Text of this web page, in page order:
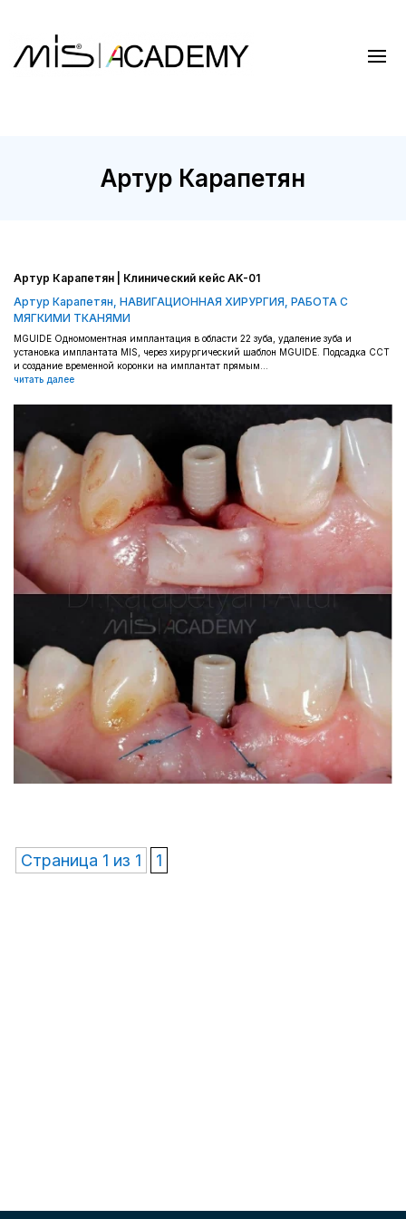
Артур Карапетян
Артур Карапетян | Клинический кейс AK-01
Артур Карапетян, НАВИГАЦИОННАЯ ХИРУРГИЯ, РАБОТА С
МЯГКИМИ ТКАНЯМИ
MGUIDE Одномоментная имплантация в области 22 зуба, удаление зуба и
установка имплантата MIS, через хирургический шаблон MGUIDE. Подсадка ССТ
и создание временной коронки на имплантат прямым...
читать далее
Страница 1 из 1 1